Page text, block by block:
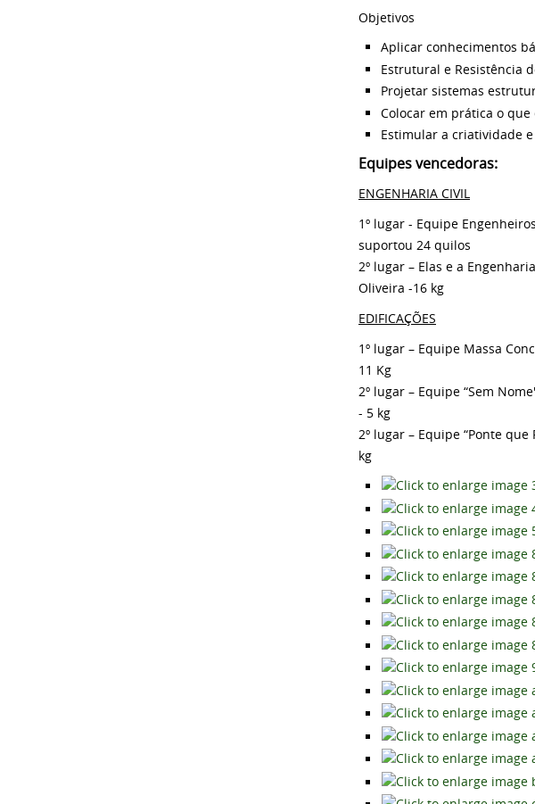
Objetivos
Aplicar conhecimentos
Estrutural e Resistência
Projetar sistemas
Colocar em prática o
Estimular a criatividade
Equipes vencedoras:
ENGENHARIA CIVIL
1º lugar - Equipe
suportou 24 quilos
2º lugar – Elas e a
Oliveira -16 kg
EDIFICAÇÕES
1º lugar – Equipe Massa
11 Kg
2º lugar – Equipe “Sem
- 5 kg
2º lugar – Equipe “Ponte
kg